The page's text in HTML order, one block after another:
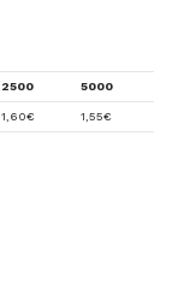
2500 5000
1,60€ 1,55€